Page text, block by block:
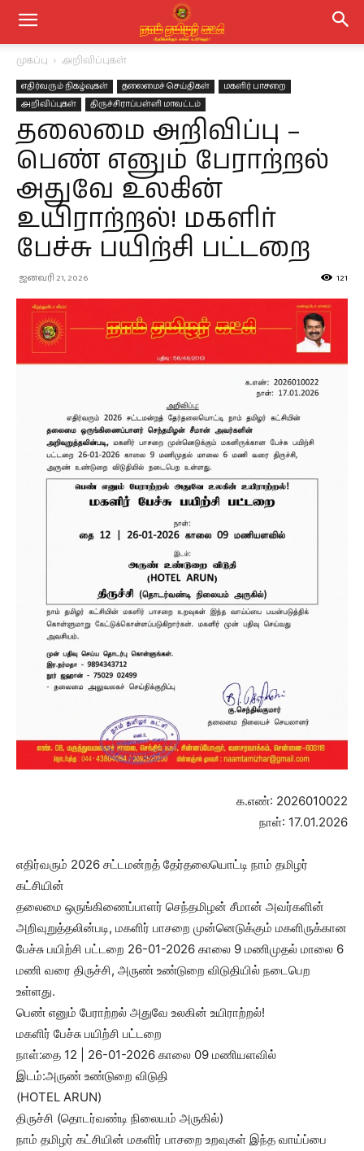
முகப்பு அறிவிப்புகள்
எதிர்வரும் நிகழ்வுகள் தலைமைச் செய்திகள்
மகளிர் பாசறை
அறிவிப்புகள்
திருச்சிராப்பள்ளி மாவட்டம்
தலைமை அறிவிப்பு –
பெண் எனும் பேராற்றல்
அதுவே உலகின்
உயிராற்றல்! மகளிர்
பேச்சு பயிற்சி பட்டறை
ஜனவரி 21, 2026 121
க.எண்: 2026010022
நாள்: 17.01.2026
எதிர்வரும் 2026 சட்டமன்றத் தேர்தலையொட்டி நாம் தமிழர்
கட்சியின்
தலைமை ஒருங்கிணைப்பாளர் செந்தமிழன் சீமான் அவர்களின்
அறிவுறுத்தலின்படி, மகளிர் பாசறை முன்னெடுக்கும் மகளிருக்கான
பேச்சு பயிற்சி பட்டறை 26-01-2026 காலை 9 மணிமுதல் மாலை 6
மணி வரை திருச்சி, அருண் உண்டுறை விடுதியில் நடைபெற
உள்ளது.
பெண் எனும் பேராற்றல் அதுவே உலகின் உயிராற்றல்!
மகளிர் பேச்சு பயிற்சி பட்டறை
நாள்:தை 12 | 26-01-2026 காலை 09 மணியளவில்
இடம்:அருண் உண்டுறை விடுதி
(HOTEL ARUN)
திருச்சி (தொடர்வண்டி நிலையம் அருகில்)
நாம் தமிழர் கட்சியின் மகளிர் பாசறை உறவுகள் இந்த வாய்ப்பை